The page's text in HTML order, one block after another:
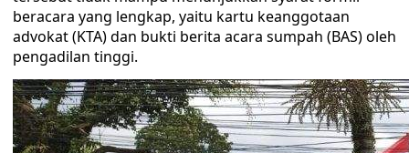
beracara yang lengkap, yaitu kartu keanggotaan
advokat (KTA) dan bukti berita acara sumpah (BAS) oleh
pengadilan tinggi.